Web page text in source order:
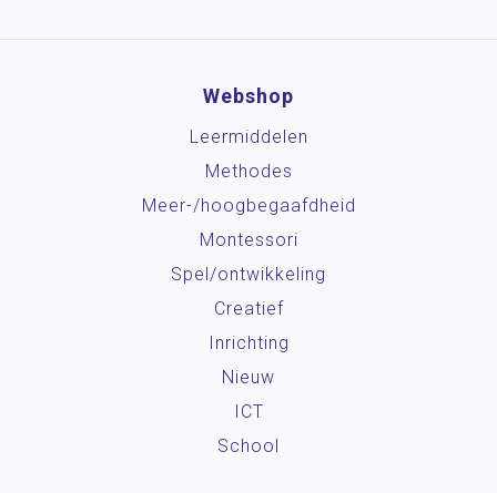
Webshop
Leermiddelen
Methodes
Meer-/hoog­begaafdheid
Montessori
Spel/ontwikkeling
Creatief
Inrichting
Nieuw
ICT
School